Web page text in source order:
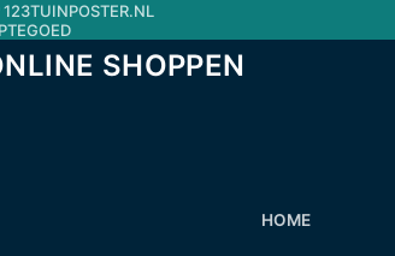
123TUINPOSTER.NL
SHOPPEN
HOME